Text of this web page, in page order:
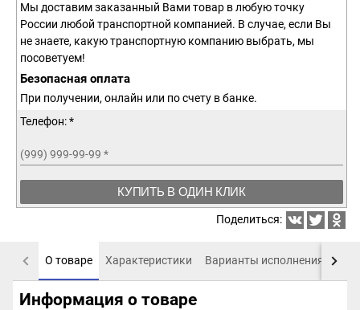
Мы доставим заказанный Вами товар в любую точку
России любой транспортной компанией. В случае, если Вы
не знаете, какую транспортную компанию выбрать, мы
посоветуем!
Безопасная оплата
При получении, онлайн или по счету в банке.
Телефон: *
(999) 999-99-99 *
КУПИТЬ В ОДИН КЛИК
Поделиться:
О товаре Характеристики Варианты исполнения
Информация о товаре